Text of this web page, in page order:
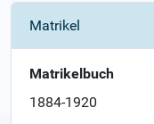
Matrikel
Matrikelbuch
1884-1920